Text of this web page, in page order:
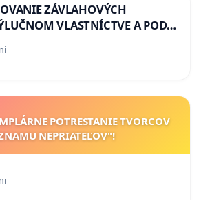
ZÁVLAHOVÝCH
VLASTNÍCTVE A POD
REPUBLIKY & žiadosť
stavu závlahových a
na Slovensku
POTRESTANIE TVORCOV
NEPRIATEĽOV"!